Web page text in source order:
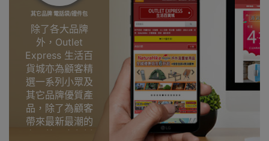
其它品牌 電話袋/證件包
除了各大品牌
外，Outlet
Express 生活百
貨城亦為顧客精
選一系列小眾及
其它品牌優質產
品，除了為顧客
帶來最新最潮的
產品外，亦包括